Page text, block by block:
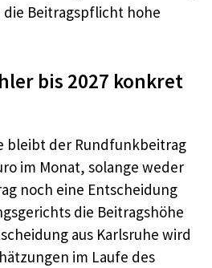
die Beitragspflicht hohe
bis 2027 konkret
bleibt der Rundfunkbeitrag
im Monat, solange weder
noch eine Entscheidung
die Beitragshöhe
aus Karlsruhe wird
im Laufe des